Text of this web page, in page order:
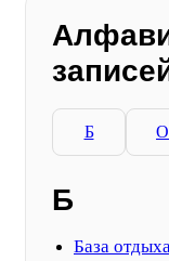
Б О
Б
База